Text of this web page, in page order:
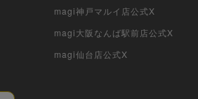
magi神戸マルイ店公式X
magi大阪なんば駅前店公式X
magi仙台店公式X